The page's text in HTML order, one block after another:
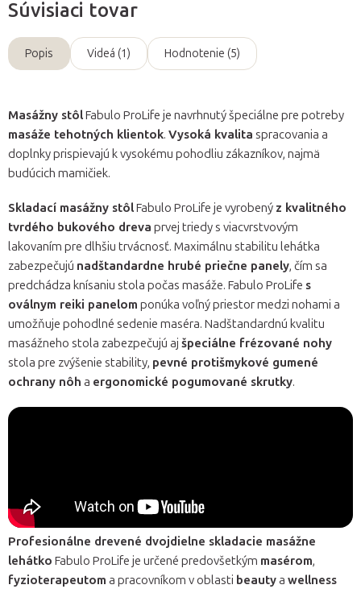
Súvisiaci tovar
Popis Videá (1) Hodnotenie (5)
Masážny stôlFabulo ProLife je navrhnutý špeciálne pre potreby
masáže tehotných klientok. Vysoká kvalita spracovania a
doplnky prispievajú k vysokému pohodliu zákazníkov, najmä
budúcich mamičiek.
Skladací masážny stôlFabulo ProLife je vyrobený z kvalitného
tvrdého bukového dreva prvej triedy s viacvrstvovým
lakovaním pre dlhšiu trvácnosť. Maximálnu stabilitu lehátka
zabezpečujú nadštandardne hrubé priečne panely, čím sa
predchádza knísaniu stola počas masáže. Fabulo ProLife s
oválnym reiki panelom ponúka voľný priestor medzi nohami a
umožňuje pohodlné sedenie maséra. Nadštandardnú kvalitu
masážneho stola zabezpečujú aj špeciálne frézované nohy
stola pre zvýšenie stability, pevné protišmykové gumené
ochrany nôh a ergonomické pogumované skrutky.
Profesionálne drevené dvojdielne skladacie masážne
lehátko Fabulo ProLife je určené predovšetkým masérom,
fyzioterapeutom a pracovníkom v oblasti beautya wellness